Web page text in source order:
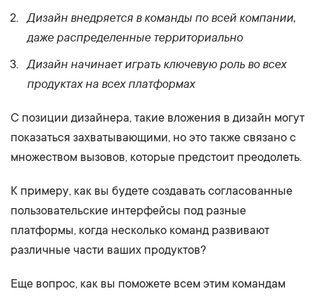
Дизайн внедряется в команды по всей компании,
даже распределенные территориально
Дизайн начинает играть ключевую роль во всех
продуктах на всех платформах
С позиции дизайнера, такие вложения в дизайн могут
показаться захватывающими, но это также связано с
множеством вызовов, которые предстоит преодолеть.
К примеру, как вы будете создавать согласованные
пользовательские интерфейсы под разные
платформы, когда несколько команд развивают
различные части ваших продуктов?
Еще вопрос, как вы поможете всем этим командам